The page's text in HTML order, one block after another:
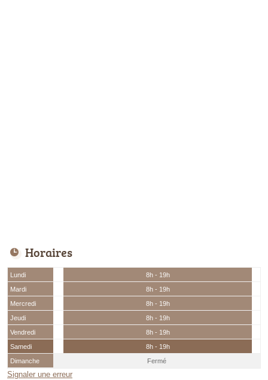
Horaires
Lundi
8h - 19h
Mardi
8h - 19h
Mercredi
8h - 19h
Jeudi
8h - 19h
Vendredi
8h - 19h
Samedi
8h - 19h
Dimanche
Fermé
Signaler une erreur